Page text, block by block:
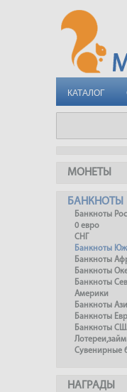
КАТАЛОГ
МОНЕТЫ
БАНКНОТЫ
Банкноты
0 евро
СНГ
Банкноты
Банкноты
Банкноты
Банкноты
Америки
Банкноты
Банкноты
Банкноты
Сувенирные
НАГРАДЫ